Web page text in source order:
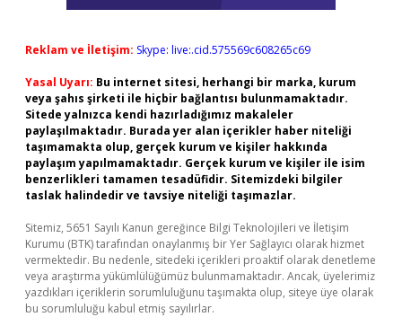
Reklam ve İletişim: Skype: live:.cid.575569c608265c69
Yasal Uyarı: Bu internet sitesi, herhangi bir marka, kurum
veya şahıs şirketi ile hiçbir bağlantısı bulunmamaktadır.
Sitede yalnızca kendi hazırladığımız makaleler
paylaşılmaktadır. Burada yer alan içerikler haber niteliği
taşımamakta olup, gerçek kurum ve kişiler hakkında
paylaşım yapılmamaktadır. Gerçek kurum ve kişiler ile isim
benzerlikleri tamamen tesadüfidir. Sitemizdeki bilgiler
taslak halindedir ve tavsiye niteliği taşımazlar.
Sitemiz, 5651 Sayılı Kanun gereğince Bilgi Teknolojileri ve İletişim
Kurumu (BTK) tarafından onaylanmış bir Yer Sağlayıcı olarak hizmet
vermektedir. Bu nedenle, sitedeki içerikleri proaktif olarak denetleme
veya araştırma yükümlülüğümüz bulunmamaktadır. Ancak, üyelerimiz
yazdıkları içeriklerin sorumluluğunu taşımakta olup, siteye üye olarak
bu sorumluluğu kabul etmiş sayılırlar.